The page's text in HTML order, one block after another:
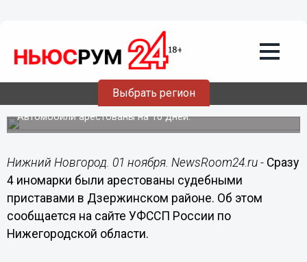
Выбрать регион
01.11.201614:35
4 иномарки арестованы за неуплату
налогов их владельцами в Дзержинске
Автомобили арестованы на 10 дней.
Нижний Новгород. 01 ноября. NewsRoom24.ru - Сразу
4 иномарки были арестованы судебными
приставами в Дзержинском районе. Об этом
сообщается на сайте УФССП России по
Нижегородской области.